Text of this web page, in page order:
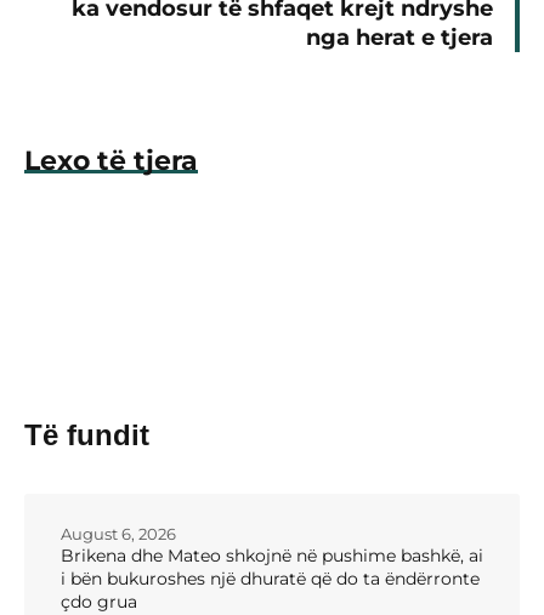
ka vendosur të shfaqet krejt ndryshe
nga herat e tjera
Lexo të tjera
Të fundit
Brikena dhe Mateo shkojnë në pushime bashkë, ai
i bën bukuroshes një dhuratë që do ta ëndërronte
çdo grua
August 6, 2026